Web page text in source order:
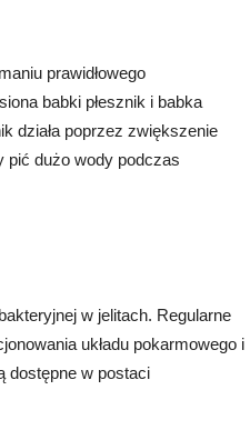
prawidłowego
babki płesznik i babka
działa poprzez zwiększenie
pić dużo wody podczas
w jelitach. Regularne
układu pokarmowego i
dostępne w postaci